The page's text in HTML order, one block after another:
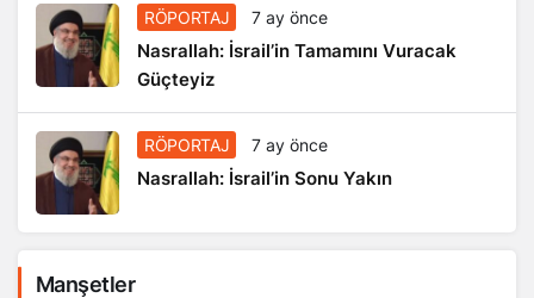
RÖPORTAJ 7 ay önce
Nasrallah: İsrail’in Tamamını Vuracak
Güçteyiz
RÖPORTAJ 7 ay önce
Nasrallah: İsrail’in Sonu Yakın
Manşetler